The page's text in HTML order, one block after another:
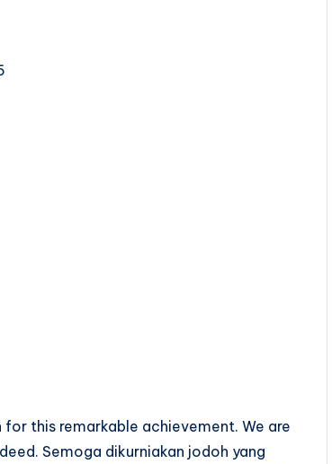
for this remarkable achievement. We are
Semoga dikurniakan jodoh yang